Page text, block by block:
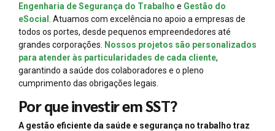
Engenharia de Segurança do Trabalho e Gestão do
eSocial
. Atuamos com excelência no apoio a empresas de
todos os portes, desde pequenos empreendedores até
grandes corporações.
Nossos projetos são personalizados
para atender às particularidades de cada cliente,
garantindo a saúde dos colaboradores e o pleno
cumprimento das obrigações legais.
Por que investir em SST?
A gestão eficiente da saúde e segurança no trabalho traz